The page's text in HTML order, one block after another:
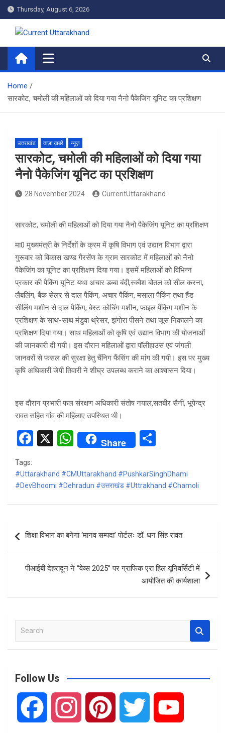
Skip
to
content
Thursday, August 6, 2026
Current Uttarakhand
Home
सारकोट, चमोली की महिलाओं को दिया गया नैनो पैकेजिंग यूनिट का प्रशिक्षण
उत्तराखंड ताज़ा ख़बरें न्यूज़
सारकोट, चमोली की महिलाओं को दिया गया
नैनो पैकेजिंग यूनिट का प्रशिक्षण
28 November 2024 CurrentUttarakhand
सारकोट, चमोली की महिलाओं को दिया गया नैनो पैकेजिंग यूनिट का प्रशिक्षण
मा0 मुख्यमंत्री के निर्देशों के क्रम में कृषि विभाग एवं उद्यान विभाग द्वारा
गुरूवार को विकास खण्ड गैरसेंण के ग्राम सारकोट में महिलाओं को नैनो
पैकेजिंग का यूनिट का प्रशिक्षण दिया गया। इसमें महिलाओं को विभिन्न
प्रकार की पैकिंग यूनिट यथा अचार डब्बा बंदी,स्क्वैश बोतल को सील करना,
लैबलिंग, बैंक सेलर से दाल पैकिंग, अचार पैकिंग, मसाला पैकिंग तथा हैंड
सीलिंग मशीन से दाल पैकिंग, बेस्ट कोचिंग मशीन, फाइल पैंकिग मशीन के
प्रशिक्षण के साथ-साथ मंडुवा थ्रेसर, झंगोरा पीसने तथा जूस निकालने का
प्रशिक्षण दिया गया। साथ महिलाओं को कृषि एवं उद्यान विभाग की योजनाओं
की जानकारी दी गयी। इस दौरान महिलाओं द्वारा पॉलीहाउस एवं जंगली
जानवरों से फसल की सुरक्षा हेतु चैंनिग फैंसिंग की मांग की गयी। इस पर मुख्य
कृषि अधिकारी जेपी तिवारी ने शीघ्र उपलब्ध कराने का आश्वासन दिया।
इस दौरान प्रभारी फल संरक्षण अधिकारी संतोष नयाल,सतबीर सैनी, भूपेन्द्र
रावत सहित गांव की महिलाए उपस्थित थी।
F
ce
b
o
k
X
W
h
at
s
A
p
Share
ar
e
Tags:
#Uttarakhand #CMUttarakhand #PushkarSinghDhami
#DevBhoomi #Dehradun #उत्तराखंड #Uttrakhand #Chamoli
navigation
शिक्षा विभाग का बनेगा ‘मानव सम्पदा’ पोर्टलः डॉ. धन सिंह रावत
पीआईबी देहरादून ने “वेव्स 2025” पर ग्राफिक एरा हिल यूनिवर्सिटी में
आयोजित की कार्यशाला
a
c
Follow Us